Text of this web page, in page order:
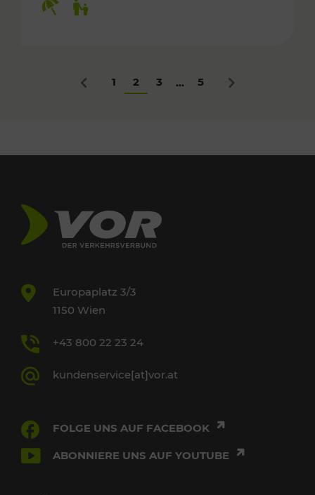
Zurück
1 2 3 ... 5 Nächstes
Europaplatz 3/3
1150 Wien
+43 800 22 23 24
kundenservice[at]vor.at
FOLGE UNS AUF FACEBOOK
ABONNIERE UNS AUF YOUTUBE